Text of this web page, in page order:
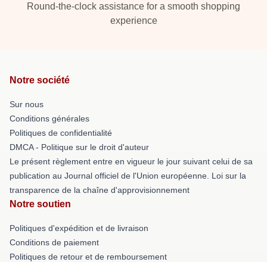
Round-the-clock assistance for a smooth shopping
experience
Notre société
Sur nous
Conditions générales
Politiques de confidentialité
DMCA - Politique sur le droit d'auteur
Le présent règlement entre en vigueur le jour suivant celui de sa
publication au Journal officiel de l'Union européenne. Loi sur la
transparence de la chaîne d'approvisionnement
Notre soutien
Politiques d'expédition et de livraison
Conditions de paiement
Politiques de retour et de remboursement